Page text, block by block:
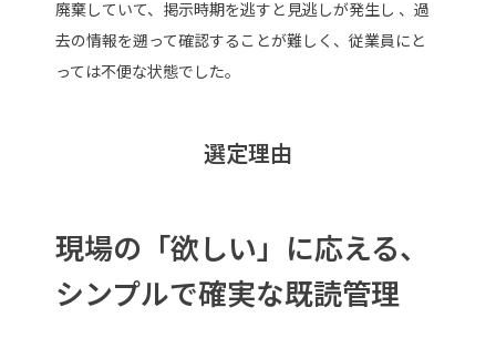
廃棄していて、掲示時期を逃すと見逃しが発生し 、過
去の情報を遡って確認することが難しく、従業員にと
っては不便な状態でした。
選定理由
現場の「欲しい」に応える、
シンプルで確実な既読管理